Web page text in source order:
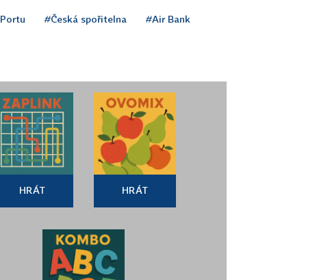
#Česká spořitelna #Air Bank
HRÁT HRÁT